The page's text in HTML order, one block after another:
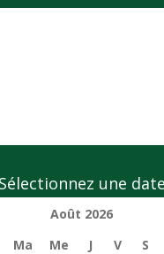
Sélectionnez une date
Août 2026
Ma Me J V S